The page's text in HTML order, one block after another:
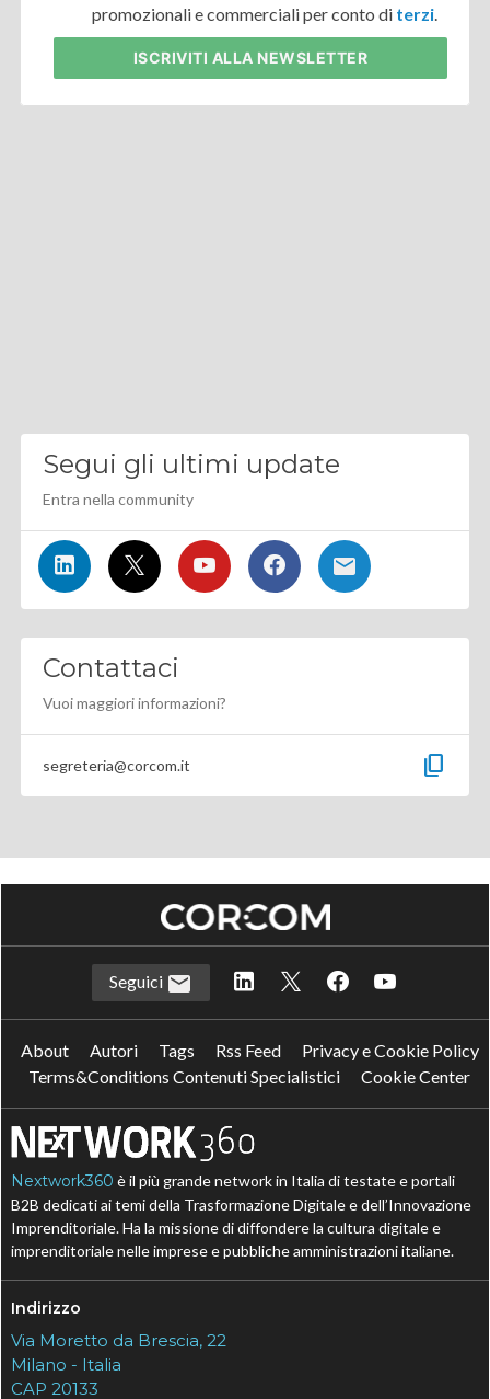
promozionali e commerciali per conto di terzi.
ISCRIVITI ALLA NEWSLETTER
Segui gli ultimi update
Entra nella community
Contattaci
Vuoi maggiori informazioni?
segreteria@corcom.it content_copy
Seguici
About Autori Tags Rss Feed
Privacy e Cookie Policy
Terms&Conditions Contenuti Specialistici
Cookie Center
Nextwork360 è il più grande network in Italia di testate e portali
B2B dedicati ai temi della Trasformazione Digitale e dell’Innovazione
Imprenditoriale. Ha la missione di diffondere la cultura digitale e
imprenditoriale nelle imprese e pubbliche amministrazioni italiane.
Indirizzo
Via Moretto da Brescia, 22
Milano - Italia
CAP 20133